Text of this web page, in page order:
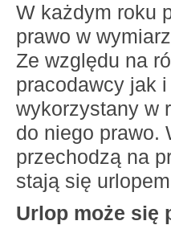
W każdym roku
prawo w
Ze względu na
pracodawcy jak
wykorzystany w
do niego prawo.
przechodzą na
stają się
Urlop może się